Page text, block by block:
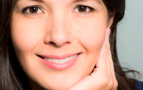
Image par défaut